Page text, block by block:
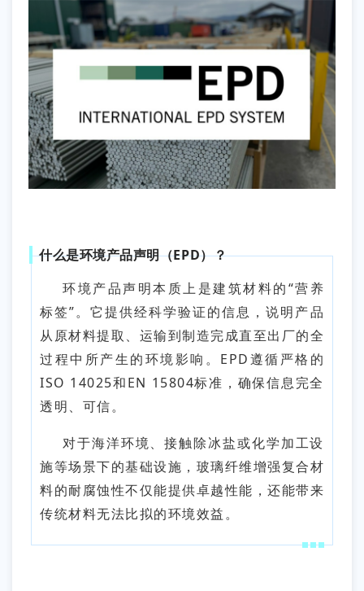
什么是环境产品声明（EPD）？
环境产品声明本质上是建筑材料的“营养
标签”。它提供经科学验证的信息，说明产品
从原材料提取、运输到制造完成直至出厂的全
过程中所产生的环境影响。EPD遵循严格的
ISO 14025和EN 15804标准，确保信息完全
透明、可信。
对于海洋环境、接触除冰盐或化学加工设
施等场景下的基础设施，玻璃纤维增强复合材
料的耐腐蚀性不仅能提供卓越性能，还能带来
传统材料无法比拟的环境效益。